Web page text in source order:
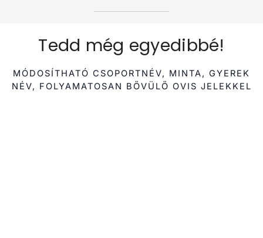
Tedd még egyedibbé!
MÓDOSÍTHATÓ CSOPORTNÉV, MINTA, GYEREK
NÉV, FOLYAMATOSAN BŐVÜLŐ OVIS JELEKKEL